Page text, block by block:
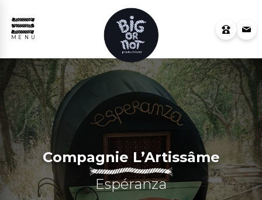
MENU
Compagnie L’Artissâme
Espéranza